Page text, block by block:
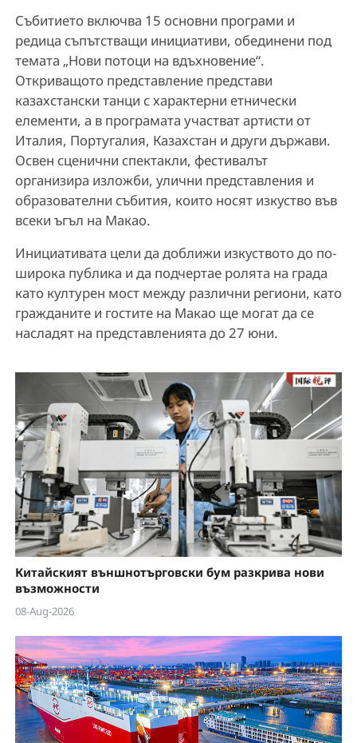
Събитието включва 15 основни програми и
редица съпътстващи инициативи, обединени под
темата „Нови потоци на вдъхновение“.
Откриващото представление представи
казахстански танци с характерни етнически
елементи, а в програмата участват артисти от
Италия, Португалия, Казахстан и други държави.
Освен сценични спектакли, фестивалът
организира изложби, улични представления и
образователни събития, които носят изкуство във
всеки ъгъл на Макао.
Инициативата цели да доближи изкуството до по-
широка публика и да подчертае ролята на града
като културен мост между различни региони, като
гражданите и гостите на Макао ще могат да се
насладят на представленията до 27 юни.
Китайският външнотърговски бум разкрива нови
възможности
08-Aug-2026